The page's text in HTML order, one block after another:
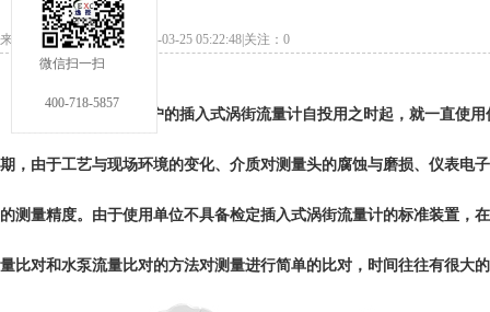
来源：本站发布日期：2022-03-25 05:22:48|关注： 0
长期以来，很多用户的插入式涡街流量计自投用之时起，就一直使
期，由于工艺与现场环境的变化、介质对测量头的腐蚀与磨损、仪表电
的测量精度。由于使用单位不具备检定插入式涡街流量计的标准装置，
量比对和水泵流量比对的方法对测量进行简单的比对，时间往往有很大
微信扫一扫
400-718-5857